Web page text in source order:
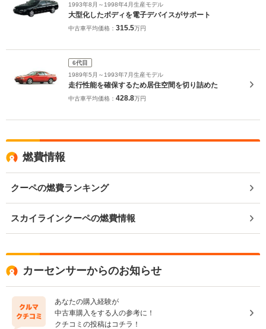
1993年8月～1998年4月生産モデル
大型化したボディを電子デバイスがサポート
中古車平均価格： 315.5万円
6代目
1989年5月～1993年7月生産モデル
走行性能を確保するため居住空間を切り詰めた
中古車平均価格： 428.8万円
燃費情報
クーペの燃費ランキング
スカイラインクーペの燃費情報
カーセンサーからのお知らせ
あなたの購入経験が
中古車購入をする人の参考に！
クチコミの投稿はコチラ！